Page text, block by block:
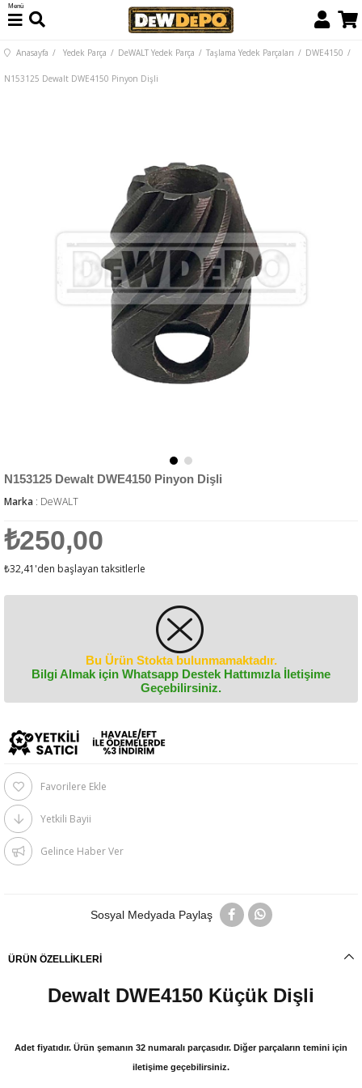
Menü
Anasayfa Yedek Parça DeWALT Yedek Parça Taşlama Yedek Parçaları DWE4150
N153125 Dewalt DWE4150 Pinyon Dişli
N153125 Dewalt DWE4150 Pinyon Dişli
Marka : DeWALT
₺250,00
₺32,41 'den başlayan taksitlerle
Bu Ürün Stokta bulunmamaktadır.
Bilgi Almak için Whatsapp Destek Hattımızla İletişime
Geçebilirsiniz.
Favorilere Ekle
Yetkili Bayii
Gelince Haber Ver
Sosyal Medyada Paylaş
ÜRÜN ÖZELLIKLERI
Dewalt DWE4150 Küçük Dişli
Adet fiyatıdır. Ürün şemanın 32 numaralı parçasıdır. Diğer parçaların temini için
iletişime geçebilirsiniz.